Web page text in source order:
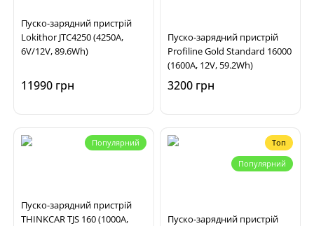
Пуско-зарядний пристрій
Lokithor JTC4250 (4250A,
6V/12V, 89.6Wh)
11990 грн
Пуско-зарядний пристрій
Profiline Gold Standard 16000
(1600А, 12V, 59.2Wh)
3200 грн
Популярний
Пуско-зарядний пристрій
THINKCAR TJS 160 (1000A,
Топ
Популярний
Пуско-зарядний пристрій